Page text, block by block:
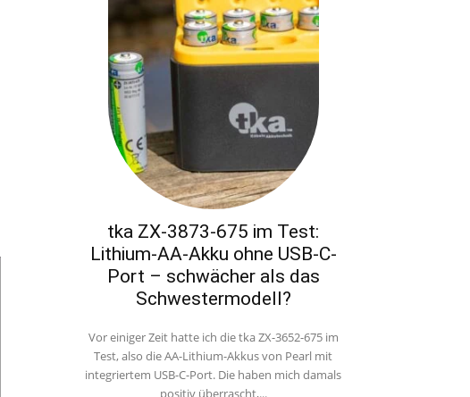
tka ZX-3873-675 im Test:
Lithium-AA-Akku ohne USB-C-
Port – schwächer als das
Schwestermodell?
Vor einiger Zeit hatte ich die tka ZX-3652-675 im
Test, also die AA-Lithium-Akkus von Pearl mit
integriertem USB-C-Port. Die haben mich damals
positiv überrascht,...